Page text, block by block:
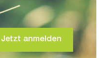
Jetzt anmelden